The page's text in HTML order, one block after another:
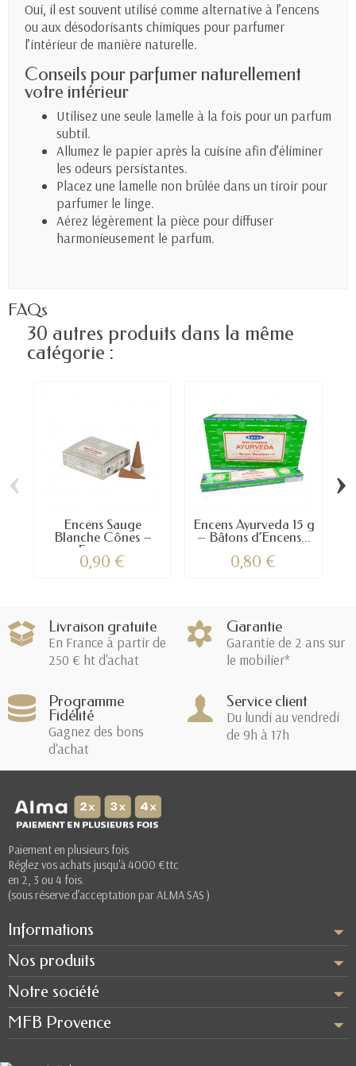
Oui, il est souvent utilisé comme alternative à l’encens
ou aux désodorisants chimiques pour parfumer
l’intérieur de manière naturelle.
Conseils pour parfumer naturellement
votre intérieur
Utilisez une seule lamelle à la fois pour un parfum
subtil.
Allumez le papier après la cuisine afin d’éliminer
les odeurs persistantes.
Placez une lamelle non brûlée dans un tiroir pour
parfumer le linge.
Aérez légèrement la pièce pour diffuser
harmonieusement le parfum.
FAQs
30 autres produits dans la même
catégorie :
Encens Sauge
Blanche Cônes –
Encens...
0,90 €
Encens Ayurveda 15 g
– Bâtons d’Encens...
0,80 €
‹ ›
Livraison gratuite
En France à partir de
250 € ht d'achat
Garantie
Garantie de 2 ans sur
le mobilier*
Programme
Fidélité
Gagnez des bons
d'achat
Service client
Du lundi au vendredi
de 9h à 17h
Paiement en plusieurs fois
Réglez vos achats jusqu'à 4000 €ttc
en 2, 3 ou 4 fois.
(sous réserve d’acceptation par ALMA SAS )
Informations
Nos produits
Notre société
MFB Provence